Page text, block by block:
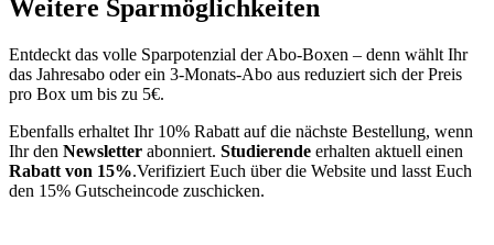
Weitere Sparmöglichkeiten
Entdeckt das volle Sparpotenzial der Abo-Boxen – denn wählt Ihr
das Jahresabo oder ein 3-Monats-Abo aus reduziert sich der Preis
pro Box um bis zu 5€.
Ebenfalls erhaltet Ihr 10% Rabatt auf die nächste Bestellung, wenn
Ihr den Newsletter abonniert. Studierende erhalten aktuell einen
Rabatt von 15%.Verifiziert Euch über die Website und lasst Euch
den 15% Gutscheincode zuschicken.